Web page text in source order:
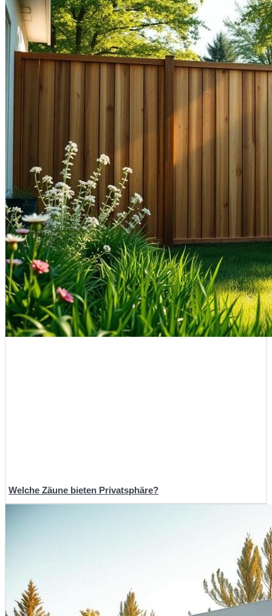
Welche Zäune bieten Privatsphäre?